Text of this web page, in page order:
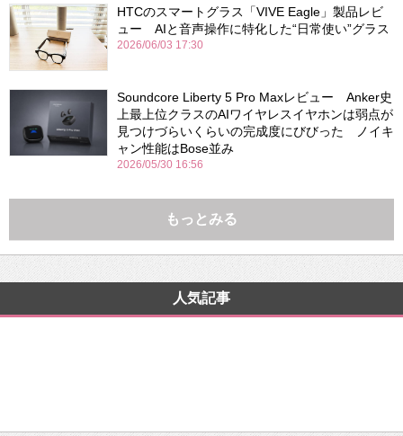
HTCのスマートグラス「VIVE Eagle」製品レビ
ュー AIと音声操作に特化した“日常使い”グラス
2026/06/03 17:30
Soundcore Liberty 5 Pro Maxレビュー Anker史
上最上位クラスのAIワイヤレスイヤホンは弱点が
見つけづらいくらいの完成度にびびった ノイキ
ャン性能はBose並み
2026/05/30 16:56
もっとみる
人気記事